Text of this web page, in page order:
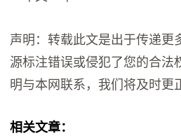
声明：转载此文是出于传递更
源标注错误或侵犯了您的合法
明与本网联系，我们将及时更
相关文章：